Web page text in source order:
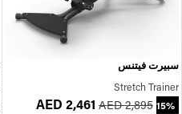
سبيرت فيتنس
Stretch Trainer
AED 2,461 AED 2,895 15%